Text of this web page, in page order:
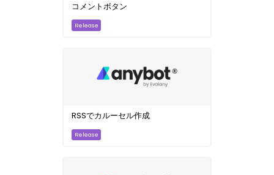
コメントボタン
RSSでカルーセル作成